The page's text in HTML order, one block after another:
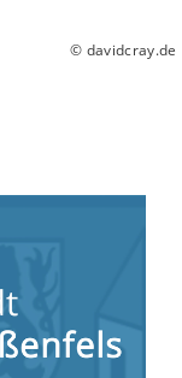
© davidcray.de